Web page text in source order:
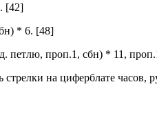
[42]
* 6. [48]
петлю, проп.1, сбн) * 11,
на циферблате часов,